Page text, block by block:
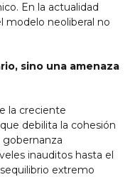
En la actualidad
modelo neoliberal no
sino una amenaza
la creciente
debilita la cohesión
gobernanza
inauditos hasta el
extremo